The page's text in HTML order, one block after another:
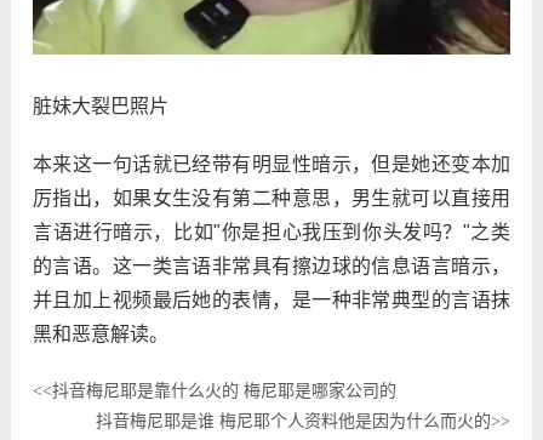
脏妹大裂巴照片
本来这一句话就已经带有明显性暗示，但是她还变本加
厉指出，如果女生没有第二种意思，男生就可以直接用
言语进行暗示，比如"你是担心我压到你头发吗？"之类
的言语。这一类言语非常具有擦边球的信息语言暗示，
并且加上视频最后她的表情，是一种非常典型的言语抹
黑和恶意解读。
<<抖音梅尼耶是靠什么火的 梅尼耶是哪家公司的
抖音梅尼耶是谁 梅尼耶个人资料他是因为什么而火的>>